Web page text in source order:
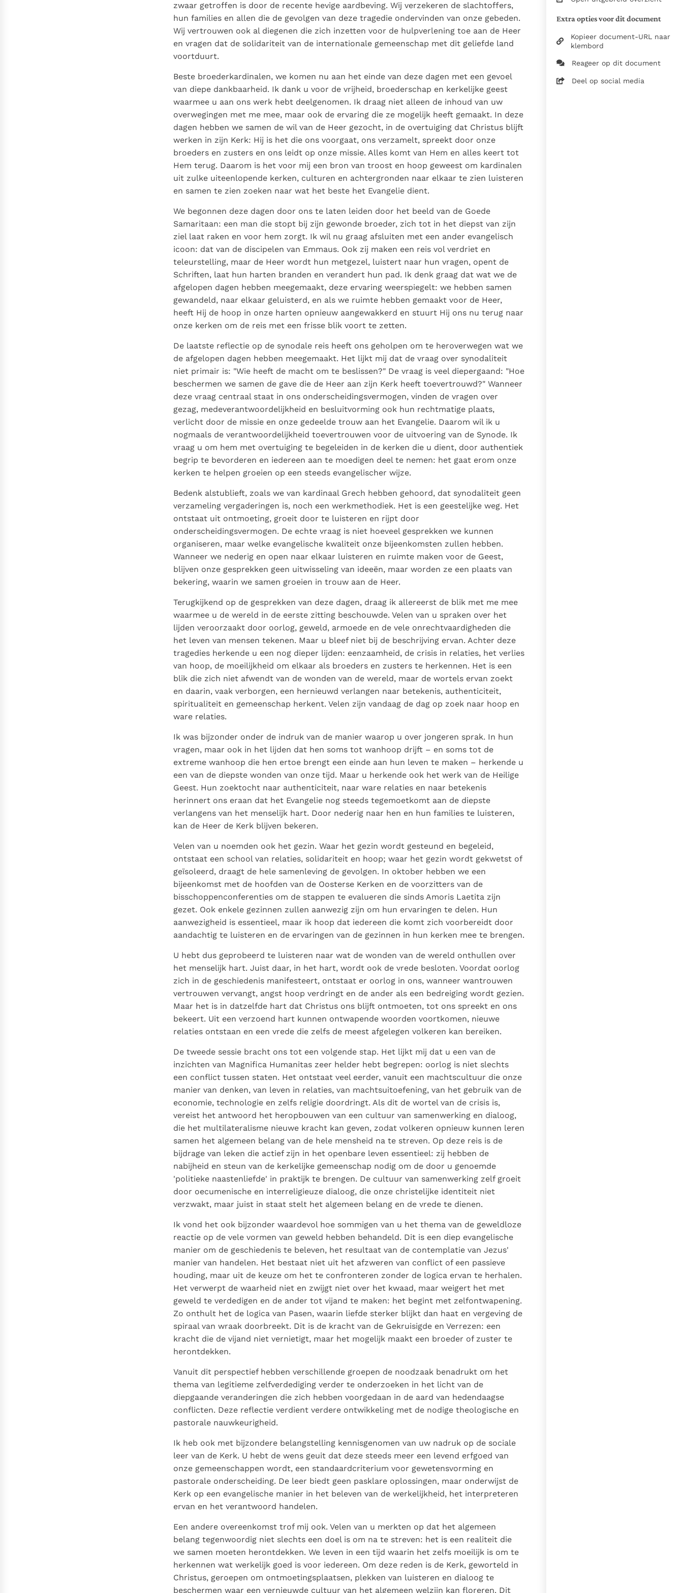
Gebruiksvoorwaarden
koninkrijk te
herkennen
groeit stilletjes door
liefde, niet door
dwang
De mystiek. De
mystieke
verschijnselen en de
als een taak"
Paus in Pavia: St.
Augustinus toont ons de
noodzaak om "naar het
innerlijk" toe te keren.
2026, Libreria Editrice
SRKK
Vert. uit het Italiaans
Zie de gebruiksvoorwaarden
Extra opties voor dit document
Kopieer document-URL naar
klembord
Reageer op dit document
Deel op social media
zwaar getroffen is door de recente hevige aardbeving. Wij verzekeren de slachtoffers,
hun families en allen die de gevolgen van deze tragedie ondervinden van onze gebeden.
Wij vertrouwen ook al diegenen die zich inzetten voor de hulpverlening toe aan de Heer
en vragen dat de solidariteit van de internationale gemeenschap met dit geliefde land
voortduurt.
Beste broederkardinalen, we komen nu aan het einde van deze dagen met een gevoel
van diepe dankbaarheid. Ik dank u voor de vrijheid, broederschap en kerkelijke geest
waarmee u aan ons werk hebt deelgenomen. Ik draag niet alleen de inhoud van uw
overwegingen met me mee, maar ook de ervaring die ze mogelijk heeft gemaakt. In deze
dagen hebben we samen de wil van de Heer gezocht, in de overtuiging dat Christus blijft
werken in zijn Kerk: Hij is het die ons voorgaat, ons verzamelt, spreekt door onze
broeders en zusters en ons leidt op onze missie. Alles komt van Hem en alles keert tot
Hem terug. Daarom is het voor mij een bron van troost en hoop geweest om kardinalen
uit zulke uiteenlopende kerken, culturen en achtergronden naar elkaar te zien luisteren
en samen te zien zoeken naar wat het beste het Evangelie dient.
We begonnen deze dagen door ons te laten leiden door het beeld van de Goede
Samaritaan: een man die stopt bij zijn gewonde broeder, zich tot in het diepst van zijn
ziel laat raken en voor hem zorgt. Ik wil nu graag afsluiten met een ander evangelisch
icoon: dat van de discipelen van Emmaus. Ook zij maken een reis vol verdriet en
teleurstelling, maar de Heer wordt hun metgezel, luistert naar hun vragen, opent de
Schriften, laat hun harten branden en verandert hun pad. Ik denk graag dat wat we de
afgelopen dagen hebben meegemaakt, deze ervaring weerspiegelt: we hebben samen
gewandeld, naar elkaar geluisterd, en als we ruimte hebben gemaakt voor de Heer,
heeft Hij de hoop in onze harten opnieuw aangewakkerd en stuurt Hij ons nu terug naar
onze kerken om de reis met een frisse blik voort te zetten.
De laatste reflectie op de synodale reis heeft ons geholpen om te heroverwegen wat we
de afgelopen dagen hebben meegemaakt. Het lijkt mij dat de vraag over synodaliteit
niet primair is: "Wie heeft de macht om te beslissen?" De vraag is veel diepergaand: "Hoe
beschermen we samen de gave die de Heer aan zijn Kerk heeft toevertrouwd?" Wanneer
deze vraag centraal staat in ons onderscheidingsvermogen, vinden de vragen over
gezag, medeverantwoordelijkheid en besluitvorming ook hun rechtmatige plaats,
verlicht door de missie en onze gedeelde trouw aan het Evangelie. Daarom wil ik u
nogmaals de verantwoordelijkheid toevertrouwen voor de uitvoering van de Synode. Ik
vraag u om hem met overtuiging te begeleiden in de kerken die u dient, door authentiek
begrip te bevorderen en iedereen aan te moedigen deel te nemen: het gaat erom onze
kerken te helpen groeien op een steeds evangelischer wijze.
Bedenk alstublieft, zoals we van kardinaal Grech hebben gehoord, dat synodaliteit geen
verzameling vergaderingen is, noch een werkmethodiek. Het is een geestelijke weg. Het
ontstaat uit ontmoeting, groeit door te luisteren en rijpt door
onderscheidingsvermogen. De echte vraag is niet hoeveel gesprekken we kunnen
organiseren, maar welke evangelische kwaliteit onze bijeenkomsten zullen hebben.
Wanneer we nederig en open naar elkaar luisteren en ruimte maken voor de Geest,
blijven onze gesprekken geen uitwisseling van ideeën, maar worden ze een plaats van
bekering, waarin we samen groeien in trouw aan de Heer.
Terugkijkend op de gesprekken van deze dagen, draag ik allereerst de blik met me mee
waarmee u de wereld in de eerste zitting beschouwde. Velen van u spraken over het
lijden veroorzaakt door oorlog, geweld, armoede en de vele onrechtvaardigheden die
het leven van mensen tekenen. Maar u bleef niet bij de beschrijving ervan. Achter deze
tragedies herkende u een nog dieper lijden: eenzaamheid, de crisis in relaties, het verlies
van hoop, de moeilijkheid om elkaar als broeders en zusters te herkennen. Het is een
blik die zich niet afwendt van de wonden van de wereld, maar de wortels ervan zoekt
en daarin, vaak verborgen, een hernieuwd verlangen naar betekenis, authenticiteit,
spiritualiteit en gemeenschap herkent. Velen zijn vandaag de dag op zoek naar hoop en
ware relaties.
Ik was bijzonder onder de indruk van de manier waarop u over jongeren sprak. In hun
vragen, maar ook in het lijden dat hen soms tot wanhoop drijft – en soms tot de
extreme wanhoop die hen ertoe brengt een einde aan hun leven te maken – herkende u
een van de diepste wonden van onze tijd. Maar u herkende ook het werk van de Heilige
Geest. Hun zoektocht naar authenticiteit, naar ware relaties en naar betekenis
herinnert ons eraan dat het Evangelie nog steeds tegemoetkomt aan de diepste
verlangens van het menselijk hart. Door nederig naar hen en hun families te luisteren,
kan de Heer de Kerk blijven bekeren.
Velen van u noemden ook het gezin. Waar het gezin wordt gesteund en begeleid,
ontstaat een school van relaties, solidariteit en hoop; waar het gezin wordt gekwetst of
geïsoleerd, draagt de hele samenleving de gevolgen. In oktober hebben we een
bijeenkomst met de hoofden van de Oosterse Kerken en de voorzitters van de
bisschoppenconferenties om de stappen te evalueren die sinds Amoris Laetita zijn
gezet. Ook enkele gezinnen zullen aanwezig zijn om hun ervaringen te delen. Hun
aanwezigheid is essentieel, maar ik hoop dat iedereen die komt zich voorbereidt door
aandachtig te luisteren en de ervaringen van de gezinnen in hun kerken mee te brengen.
U hebt dus geprobeerd te luisteren naar wat de wonden van de wereld onthullen over
het menselijk hart. Juist daar, in het hart, wordt ook de vrede besloten. Voordat oorlog
zich in de geschiedenis manifesteert, ontstaat er oorlog in ons, wanneer wantrouwen
vertrouwen vervangt, angst hoop verdringt en de ander als een bedreiging wordt gezien.
Maar het is in datzelfde hart dat Christus ons blijft ontmoeten, tot ons spreekt en ons
bekeert. Uit een verzoend hart kunnen ontwapende woorden voortkomen, nieuwe
relaties ontstaan en een vrede die zelfs de meest afgelegen volkeren kan bereiken.
De tweede sessie bracht ons tot een volgende stap. Het lijkt mij dat u een van de
inzichten van Magnifica Humanitas zeer helder hebt begrepen: oorlog is niet slechts
een conflict tussen staten. Het ontstaat veel eerder, vanuit een machtscultuur die onze
manier van denken, van leven in relaties, van machtsuitoefening, van het gebruik van de
economie, technologie en zelfs religie doordringt. Als dit de wortel van de crisis is,
vereist het antwoord het heropbouwen van een cultuur van samenwerking en dialoog,
die het multilateralisme nieuwe kracht kan geven, zodat volkeren opnieuw kunnen leren
samen het algemeen belang van de hele mensheid na te streven. Op deze reis is de
bijdrage van leken die actief zijn in het openbare leven essentieel: zij hebben de
nabijheid en steun van de kerkelijke gemeenschap nodig om de door u genoemde
'politieke naastenliefde' in praktijk te brengen. De cultuur van samenwerking zelf groeit
door oecumenische en interreligieuze dialoog, die onze christelijke identiteit niet
verzwakt, maar juist in staat stelt het algemeen belang en de vrede te dienen.
Ik vond het ook bijzonder waardevol hoe sommigen van u het thema van de geweldloze
reactie op de vele vormen van geweld hebben behandeld. Dit is een diep evangelische
manier om de geschiedenis te beleven, het resultaat van de contemplatie van Jezus'
manier van handelen. Het bestaat niet uit het afzweren van conflict of een passieve
houding, maar uit de keuze om het te confronteren zonder de logica ervan te herhalen.
Het verwerpt de waarheid niet en zwijgt niet over het kwaad, maar weigert het met
geweld te verdedigen en de ander tot vijand te maken: het begint met zelfontwapening.
Zo onthult het de logica van Pasen, waarin liefde sterker blijkt dan haat en vergeving de
spiraal van wraak doorbreekt. Dit is de kracht van de Gekruisigde en Verrezen: een
kracht die de vijand niet vernietigt, maar het mogelijk maakt een broeder of zuster te
herontdekken.
Vanuit dit perspectief hebben verschillende groepen de noodzaak benadrukt om het
thema van legitieme zelfverdediging verder te onderzoeken in het licht van de
diepgaande veranderingen die zich hebben voorgedaan in de aard van hedendaagse
conflicten. Deze reflectie verdient verdere ontwikkeling met de nodige theologische en
pastorale nauwkeurigheid.
Ik heb ook met bijzondere belangstelling kennisgenomen van uw nadruk op de sociale
leer van de Kerk. U hebt de wens geuit dat deze steeds meer een levend erfgoed van
onze gemeenschappen wordt, een standaardcriterium voor gewetensvorming en
pastorale onderscheiding. De leer biedt geen pasklare oplossingen, maar onderwijst de
Kerk op een evangelische manier in het beleven van de werkelijkheid, het interpreteren
ervan en het verantwoord handelen.
Een andere overeenkomst trof mij ook. Velen van u merkten op dat het algemeen
belang tegenwoordig niet slechts een doel is om na te streven: het is een realiteit die
we samen moeten herontdekken. We leven in een tijd waarin het zelfs moeilijk is om te
herkennen wat werkelijk goed is voor iedereen. Om deze reden is de Kerk, geworteld in
Christus, geroepen om ontmoetingsplaatsen, plekken van luisteren en dialoog te
beschermen waar een vernieuwde cultuur van het algemeen welzijn kan floreren. Dit